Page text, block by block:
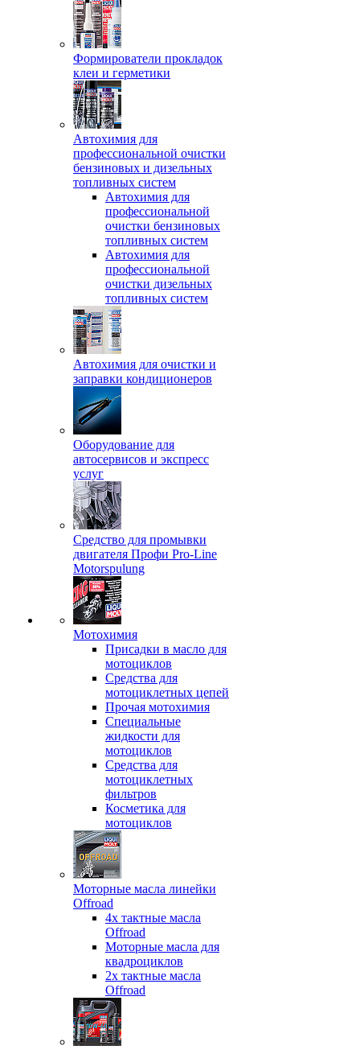
Формирователи прокладок
клеи и герметики
Автохимия для
профессиональной очистки
бензиновых и дизельных
топливных систем
Автохимия для
профессиональной
очистки бензиновых
топливных систем
Автохимия для
профессиональной
очистки дизельных
топливных систем
Автохимия для очистки и
заправки кондиционеров
Оборудование для
автосервисов и экспресс
услуг
Средство для промывки
двигателя Профи Pro-Line
Motorspulung
Мотохимия
Присадки в масло для
мотоциклов
Средства для
мотоциклетных цепей
Прочая мотохимия
Специальные
жидкости для
мотоциклов
Средства для
мотоциклетных
фильтров
Косметика для
мотоциклов
Моторные масла линейки
Offroad
4х тактные масла
Offroad
Моторные масла для
квадроциклов
2х тактные масла
Offroad